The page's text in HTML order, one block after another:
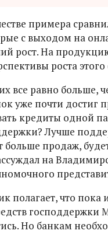
примера
с выходом на
рост. На
роста этого
все равно больше,
уже почти достиг
кредиты одной
Лучше
больше продаж,
на
полагает, что пока
господдержки
Но банкам